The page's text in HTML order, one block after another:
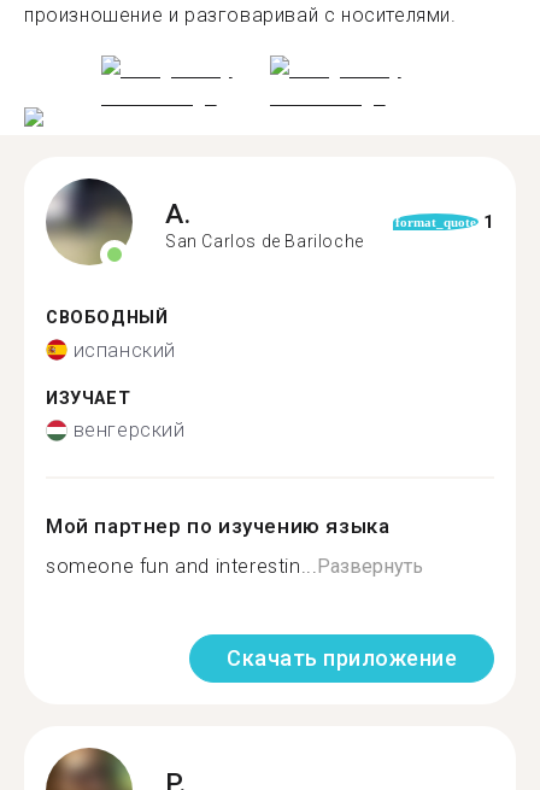
произношение и разговаривай с носителями.
A.
San Carlos de Bariloche
format_quote 1
СВОБОДНЫЙ
испанский
ИЗУЧАЕТ
венгерский
Мой партнер по изучению языка
someone fun and interestin...Развернуть
Скачать приложение
P.